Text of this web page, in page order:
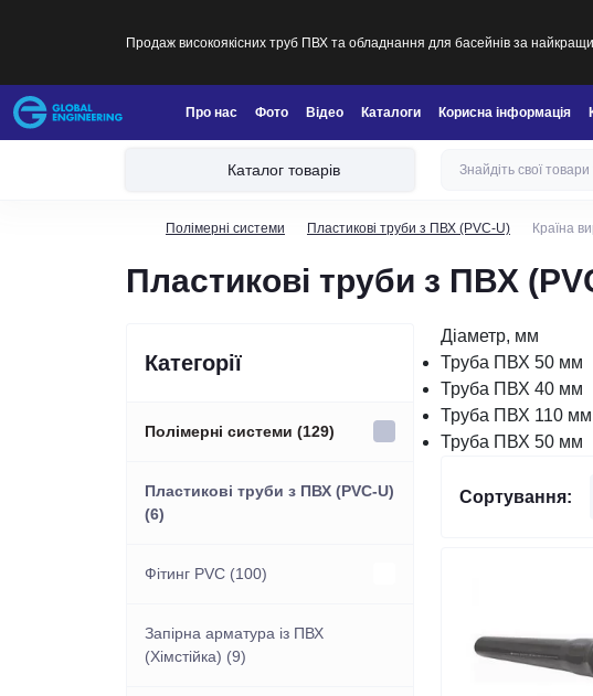
Продаж високоякісних труб ПВХ та обладнання для басейнів за
Про нас Фото Відео Каталоги Корисна інформація
Каталог товарів
Полімерні системи Пластикові труби з ПВХ (PVC-U) Країна
Пластикові труби з ПВХ
Категорії
Полімерні системи (129)
Пластикові труби з ПВХ (PVC-U)
(6)
Фітинг PVC (100)
Фітинги литі з поліетилену
(ПЕ-100) (3)
Запірна арматура із ПВХ
(Хімстійка) (9)
Діаметр, мм
Труба ПВХ 50 мм
Труба ПВХ 40 мм
Труба ПВХ 110 мм
Труба ПВХ 50 мм
Сортування: